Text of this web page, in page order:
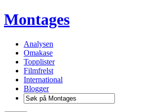
Montages
Analysen
Omakase
Topplister
Filmfrelst
International
Blogger